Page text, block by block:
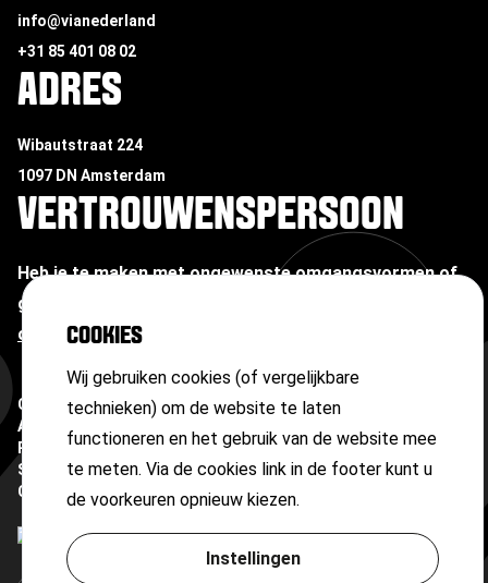
COOKIES
Wij gebruiken cookies (of vergelijkbare
technieken) om de website te laten
functioneren en het gebruik van de website mee
te meten. Via de cookies link in de footer kunt u
de voorkeuren opnieuw kiezen.
Instellingen
info@vianederland
+31 85 401 08 02
ADRES
Wibautstraat 224
1097 DN Amsterdam
VERTROUWENSPERSOON
Heb je te maken met ongewenste omgangsvormen of
grensoverschrijdend gedrag?
onze vertrouwenspersoon
Copyright ©2026
Algemene voorwaarden
Privacyverklaring
Sitemap
Cookies